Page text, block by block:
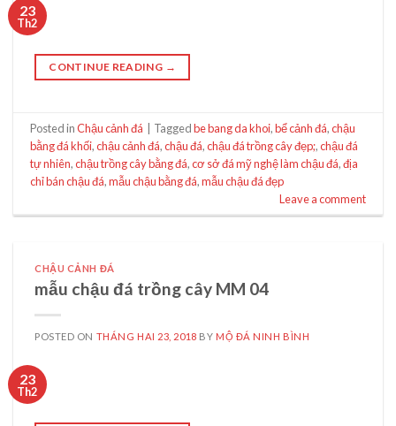
23
Th2
CONTINUE READING →
Posted inChậu cảnh đá | Taggedbe bang da khoi,bể cảnh đá,chậu
bằng đá khối,chậu cảnh đá,chậu đá,chậu đá trồng cây đẹp;,chậu đá
tự nhiên,chậu trồng cây bằng đá,cơ sở đá mỹ nghệ làm chậu đá,địa
chỉ bán chậu đá,mẫu chậu bằng đá,mẫu chậu đá đẹp
Leave a comment
CHẬU CẢNH ĐÁ
mẫu chậu đá trồng cây MM 04
POSTED ON THÁNG HAI 23, 2018 BY MỘ ĐÁ NINH BÌNH
23
Th2